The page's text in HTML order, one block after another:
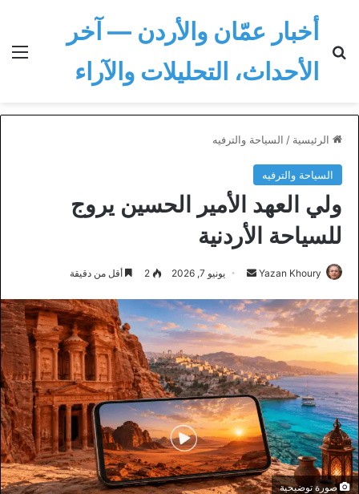
أخبار عمّان والأردن — آخر
الأحداث، التحليلات والآراء
الرئيسية / السياحة والترفيه
السياحة والترفيه
ولي العهد الأمير الحسين يروج
للسياحة الأردنية
Yazan Khoury
أرسل
إلكترونيا
يونيو 7, 2026 2 أقل من دقيقة
صورة توضيحية